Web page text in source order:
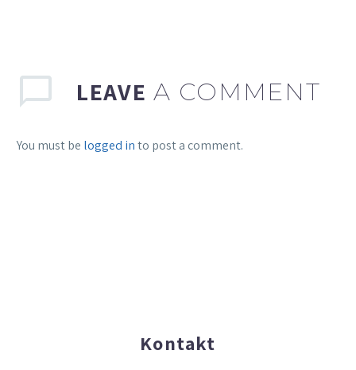
LEAVE A COMMENT
You must be logged into post a comment.
Kontakt